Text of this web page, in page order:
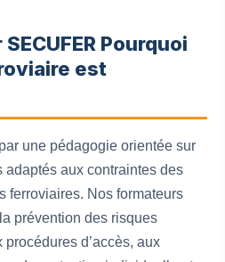
Pourquoi
est
une pédagogie orientée sur
adaptés aux contraintes des
ferroviaires. Nos formateurs
prévention des risques
d’accès, aux